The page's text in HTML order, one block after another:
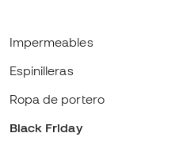
Impermeables
Espinilleras
Ropa de portero
Black Friday